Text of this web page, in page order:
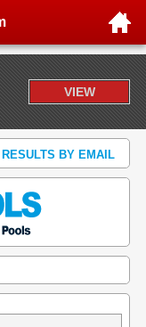
VIEW
RESULTS BY EMAIL